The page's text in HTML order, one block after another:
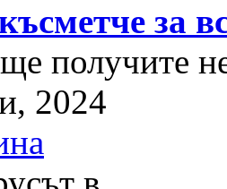
за
получите
2024